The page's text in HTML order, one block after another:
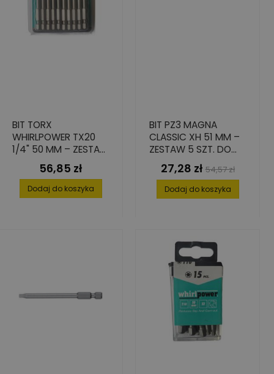
BIT TORX
WHIRLPOWER TX20
1/4" 50 MM – ZESTAW
10 SZT.Cena
56,85 zł
Dodaj do koszyka
BIT PZ3 MAGNA
CLASSIC XH 51 MM –
ZESTAW 5 SZT. DO
MIĘKKICH
MATERIAŁÓW
Cena
27,28 zł Cena
podstawowa
54,57 zł
Dodaj do koszyka